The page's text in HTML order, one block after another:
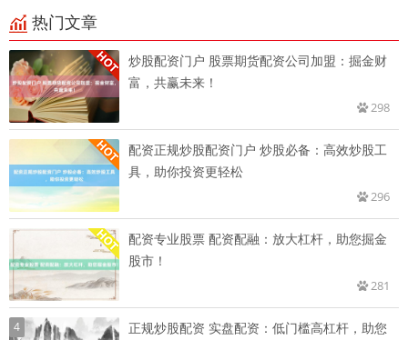
热门文章
炒股配资门户 股票期货配资公司加盟：掘金财
富，共赢未来！
298
配资正规炒股配资门户 炒股必备：高效炒股工
具，助你投资更轻松
296
配资专业股票 配资配融：放大杠杆，助您掘金
股市！
281
4
正规炒股配资 实盘配资：低门槛高杠杆，助您